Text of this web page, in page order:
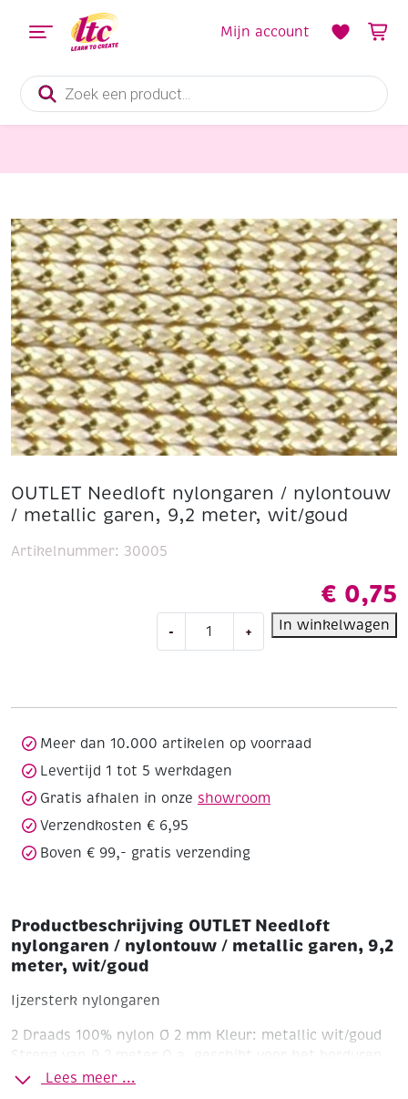
Producten
zoeken
Mijn account
OUTLET Needloft nylongaren / nylontouw
/ metallic garen, 9,2 meter, wit/goud
€ 0,75
-
Needloft
metallic
garen,
meter,
wit/goud
+ In winkelwagen
Artikelnummer: 30005
Meer dan 10.000 artikelen op voorraad
Levertijd 1 tot 5 werkdagen
Gratis afhalen in onze showroom
Verzendkosten € 6,95
Boven € 99,- gratis verzending
Productbeschrijving OUTLET Needloft
nylongaren / nylontouw / metallic garen, 9,2
meter, wit/goud
Ijzersterk nylongaren
2 Draads 100% nylon Ø 2 mm Kleur: metallic wit/goud
Streng van 9,2 meter
O.a. geschikt voor het borduren
op plastic canvas!
Lees meer ...